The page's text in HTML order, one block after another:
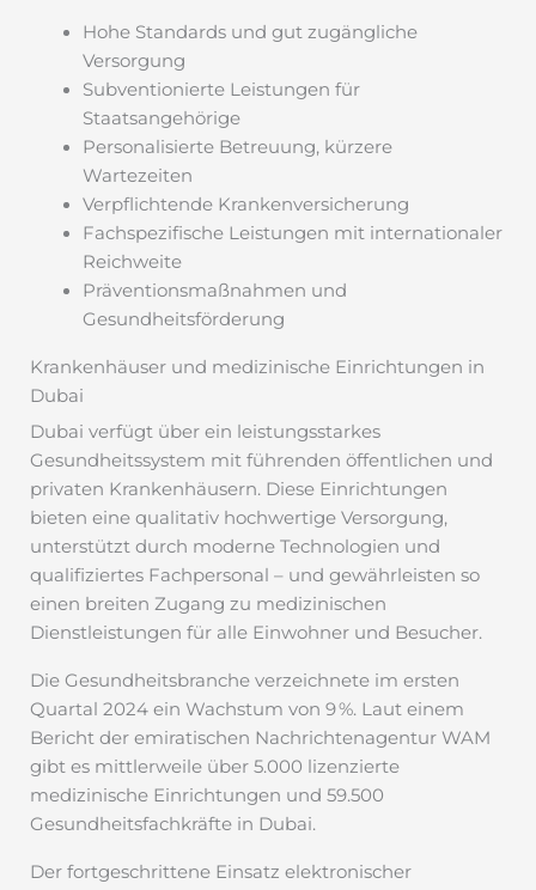
Hohe Standards und gut zugängliche
Versorgung
Subventionierte Leistungen für
Staatsangehörige
Personalisierte Betreuung, kürzere
Wartezeiten
Verpflichtende Krankenversicherung
Fachspezifische Leistungen mit internationaler
Reichweite
Präventionsmaßnahmen und
Gesundheitsförderung
Krankenhäuser und medizinische Einrichtungen in
Dubai
Dubai verfügt über ein leistungsstarkes
Gesundheitssystem mit führenden öffentlichen und
privaten Krankenhäusern. Diese Einrichtungen
bieten eine qualitativ hochwertige Versorgung,
unterstützt durch moderne Technologien und
qualifiziertes Fachpersonal – und gewährleisten so
einen breiten Zugang zu medizinischen
Dienstleistungen für alle Einwohner und Besucher.
Die Gesundheitsbranche verzeichnete im ersten
Quartal 2024 ein Wachstum von 9 %. Laut einem
Bericht der emiratischen Nachrichtenagentur WAM
gibt es mittlerweile über 5.000 lizenzierte
medizinische Einrichtungen und 59.500
Gesundheitsfachkräfte in Dubai.
Der fortgeschrittene Einsatz elektronischer